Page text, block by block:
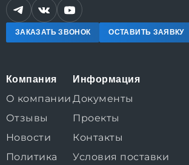
ЗАКАЗАТЬ ЗВОНОК ОСТАВИТЬ ЗАЯВКУ
Компания
О компании
Отзывы
Новости
Политика
Информация
Документы
Проекты
Контакты
Условия поставки